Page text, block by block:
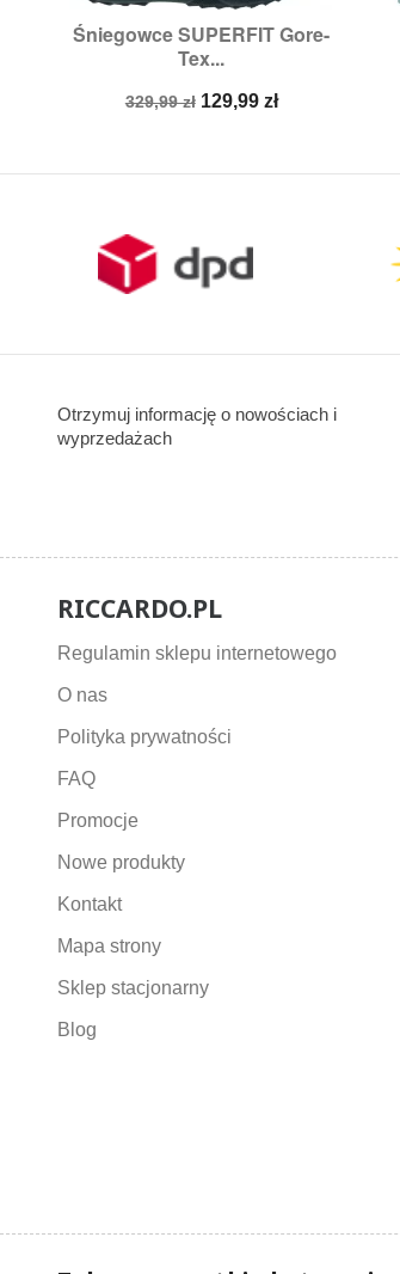
Śniegowce SUPERFIT Gore-
Tex...
Cena
329,99 zł Cena
129,99 zł
Szybki podgląd
Rozmiary:20,
Otrzymuj informację o nowościach i
wyprzedażach
RICCARDO.PL
Regulamin sklepu internetowego
O nas
Polityka prywatności
FAQ
Promocje
Nowe produkty
Kontakt
Mapa strony
Sklep stacjonarny
Blog